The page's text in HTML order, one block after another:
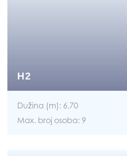
H2
Dužina (m): 6,70
Max. broj osoba: 9